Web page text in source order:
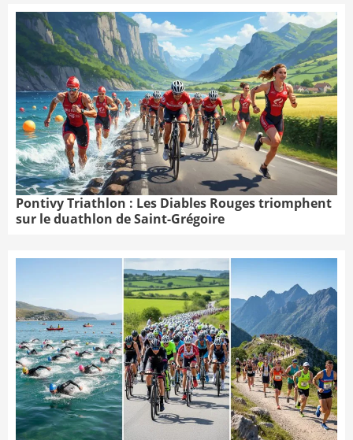
Pontivy Triathlon : Les Diables Rouges triomphent
sur le duathlon de Saint-Grégoire